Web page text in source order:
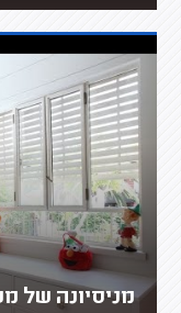
מניסיונה של